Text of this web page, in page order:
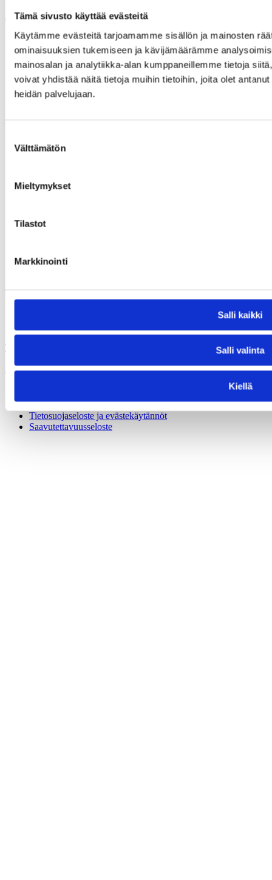
Tämä sivusto käyttää evästeitä
Käytämme evästeitä tarjoamamme sisällön ja mainosten
ominaisuuksien tukemiseen ja kävijämäärämme
mainosalan ja analytiikka-alan kumppaneillemme tietoja
voivat yhdistää näitä tietoja muihin tietoihin, joita olet
heidän palvelujaan.
valinta
Välttämätön
Mieltymykset
Tilastot
Markkinointi
Salli kaikki
Salli valinta
Kiellä
På svenska
Mikä on Avaus?
vastuullisia työtapoja
ja alan kestävää tulevaisuutta.
© APFI ry
Ehdota sisältöä
Tietosuojaseloste ja evästekäytännöt
Saavutettavuusseloste